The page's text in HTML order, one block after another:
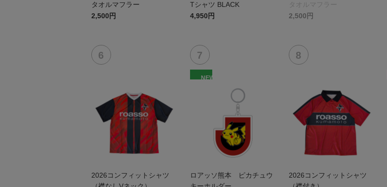
タオルマフラー
2,500円
Tシャツ BLACK
4,950円
タオルマフラー
2,500円
2026コンフィットシャツ
NEW
ロアッソ熊本 ピカチュウ
2026コンフィットシャツ